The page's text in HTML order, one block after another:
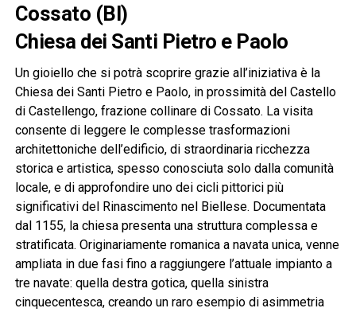
Cossato (BI)
Chiesa dei Santi Pietro e Paolo
Un gioiello che si potrà scoprire grazie all’iniziativa è la
Chiesa dei Santi Pietro e Paolo, in prossimità del Castello
di Castellengo, frazione collinare di Cossato. La visita
consente di leggere le complesse trasformazioni
architettoniche dell’edificio, di straordinaria ricchezza
storica e artistica, spesso conosciuta solo dalla comunità
locale, e di approfondire uno dei cicli pittorici più
significativi del Rinascimento nel Biellese. Documentata
dal 1155, la chiesa presenta una struttura complessa e
stratificata. Originariamente romanica a navata unica, venne
ampliata in due fasi fino a raggiungere l’attuale impianto a
tre navate: quella destra gotica, quella sinistra
cinquecentesca, creando un raro esempio di asimmetria